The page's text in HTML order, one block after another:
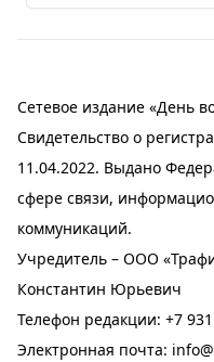
Сетевое издание «День
Свидетельство о
11.04.2022. Выдано
сфере связи,
коммуникаций.
Учредитель – ООО
Константин Юрьевич
Телефон редакции: +7
Электронная почта: